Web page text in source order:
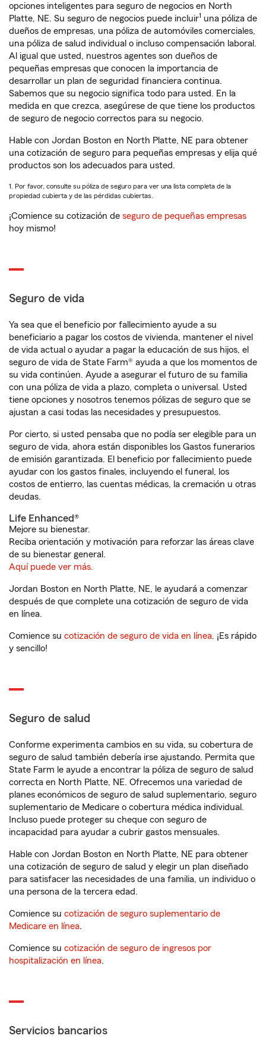
opciones inteligentes para seguro de negocios en North
Platte, NE. Su seguro de negocios puede incluir1 una póliza de
dueños de empresas, una póliza de automóviles comerciales,
una póliza de salud individual o incluso compensación laboral.
Al igual que usted, nuestros agentes son dueños de
pequeñas empresas que conocen la importancia de
desarrollar un plan de seguridad financiera continua.
Sabemos que su negocio significa todo para usted. En la
medida en que crezca, asegúrese de que tiene los productos
de seguro de negocio correctos para su negocio.
Hable con Jordan Boston en North Platte, NE para obtener
una cotización de seguro para pequeñas empresas y elija qué
productos son los adecuados para usted.
1. Por favor, consulte su póliza de seguro para ver una lista completa de la
propiedad cubierta y de las pérdidas cubiertas.
¡Comience su cotización de seguro de pequeñas empresas
hoy mismo!
Seguro de vida
Ya sea que el beneficio por fallecimiento ayude a su
beneficiario a pagar los costos de vivienda, mantener el nivel
de vida actual o ayudar a pagar la educación de sus hijos, el
seguro de vida de State Farm® ayuda a que los momentos de
su vida continúen. Ayude a asegurar el futuro de su familia
con una póliza de vida a plazo, completa o universal. Usted
tiene opciones y nosotros tenemos pólizas de seguro que se
ajustan a casi todas las necesidades y presupuestos.
Por cierto, si usted pensaba que no podía ser elegible para un
seguro de vida, ahora están disponibles los Gastos funerarios
de emisión garantizada. El beneficio por fallecimiento puede
ayudar con los gastos finales, incluyendo el funeral, los
costos de entierro, las cuentas médicas, la cremación u otras
deudas.
Life Enhanced®
Mejore su bienestar.
Reciba orientación y motivación para reforzar las áreas clave
de su bienestar general.
Aquí puede ver más.
Jordan Boston en North Platte, NE, le ayudará a comenzar
después de que complete una cotización de seguro de vida
en línea.
Comience su cotización de seguro de vida en línea. ¡Es rápido
y sencillo!
Seguro de salud
Conforme experimenta cambios en su vida, su cobertura de
seguro de salud también debería irse ajustando. Permita que
State Farm le ayude a encontrar la póliza de seguro de salud
correcta en North Platte, NE. Ofrecemos una variedad de
planes económicos de seguro de salud suplementario, seguro
suplementario de Medicare o cobertura médica individual.
Incluso puede proteger su cheque con seguro de
incapacidad para ayudar a cubrir gastos mensuales.
Hable con Jordan Boston en North Platte, NE para obtener
una cotización de seguro de salud y elegir un plan diseñado
para satisfacer las necesidades de una familia, un individuo o
una persona de la tercera edad.
Comience su cotización de seguro suplementario de
Medicare en línea.
Comience su cotización de seguro de ingresos por
hospitalización en línea.
Servicios bancarios